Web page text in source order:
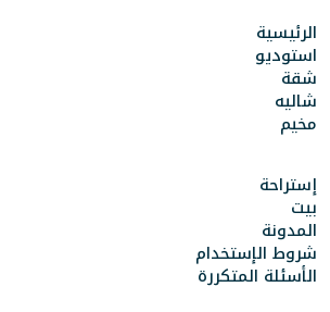
الرئيسية
استوديو
شقة
شاليه
مخيم
إستراحة
بيت
المدونة
شروط الإستخدام
الأسئلة المتكررة